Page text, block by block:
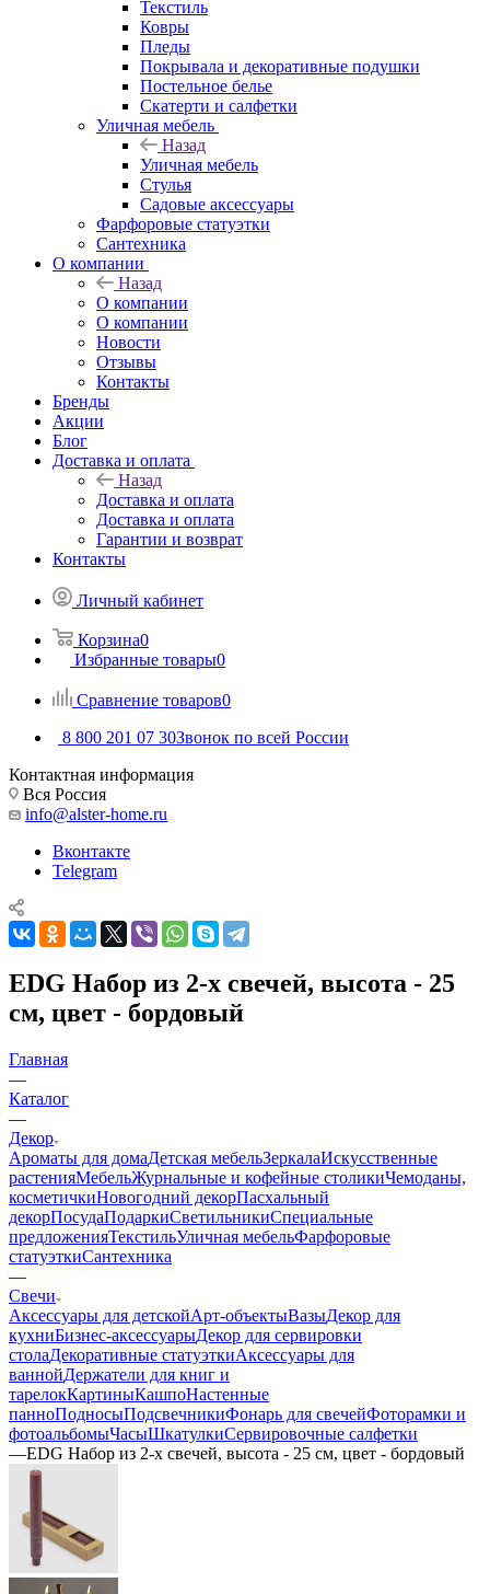
Текстиль
Ковры
Пледы
Покрывала и декоративные подушки
Постельное белье
Скатерти и салфетки
Уличная мебель
Назад
Уличная мебель
Стулья
Садовые аксессуары
Фарфоровые статуэтки
Сантехника
О компании
Назад
О компании
О компании
Новости
Отзывы
Контакты
Бренды
Акции
Блог
Доставка и оплата
Назад
Доставка и оплата
Доставка и оплата
Гарантии и возврат
Контакты
Личный кабинет
Корзина0
Избранные товары0
Сравнение товаров0
8 800 201 07 30Звонок по всей России
Контактная информация
Вся Россия
info@alster-home.ru
Вконтакте
Telegram
EDG Набор из 2-х свечей, высота - 25
см, цвет - бордовый
Главная
—
Каталог
—
Декор
Ароматы для домаДетская мебельЗеркалаИскусственные
растенияМебельЖурнальные и кофейные столикиЧемоданы,
косметичкиНовогодний декорПасхальный
декорПосудаПодаркиСветильникиСпециальные
предложенияТекстильУличная мебельФарфоровые
статуэткиСантехника
—
Свечи
Аксессуары для детскойАрт-объектыВазыДекор для
кухниБизнес-аксессуарыДекор для сервировки
столаДекоративные статуэткиАксессуары для
ваннойДержатели для книг и
тарелокКартиныКашпоНастенные
панноПодносыПодсвечникиФонарь для свечейФоторамки и
фотоальбомыЧасыШкатулкиСервировочные салфетки
—EDG Набор из 2-х свечей, высота - 25 см, цвет - бордовый